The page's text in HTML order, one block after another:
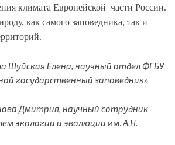
климата Европейской части России.
как самого заповедника, так и
Шуйская Елена, научный отдел ФГБУ
государственный заповедник»
Дмитрия, научный сотрудник
экологии и эволюции им.А.Н.